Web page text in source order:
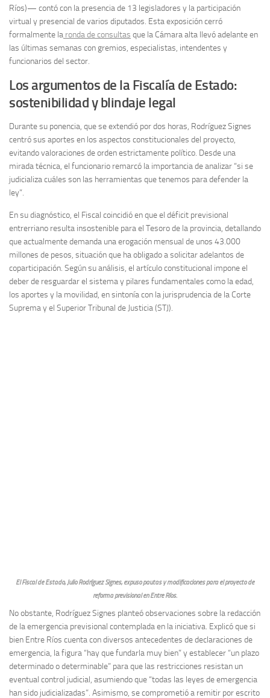
Ríos)— contó con la presencia de 13 legisladores y la participación
virtual y presencial de varios diputados. Esta exposición cerró
formalmente la ronda de consultas que la Cámara alta llevó adelante en
las últimas semanas con gremios, especialistas, intendentes y
funcionarios del sector.
Los argumentos de la Fiscalía de Estado:
sostenibilidad y blindaje legal
Durante su ponencia, que se extendió por dos horas, Rodríguez Signes
centró sus aportes en los aspectos constitucionales del proyecto,
evitando valoraciones de orden estrictamente político. Desde una
mirada técnica, el funcionario remarcó la importancia de analizar “si se
judicializa cuáles son las herramientas que tenemos para defender la
ley”.
En su diagnóstico, el Fiscal coincidió en que el déficit previsional
entrerriano resulta insostenible para el Tesoro de la provincia, detallando
que actualmente demanda una erogación mensual de unos 43.000
millones de pesos, situación que ha obligado a solicitar adelantos de
coparticipación. Según su análisis, el artículo constitucional impone el
deber de resguardar el sistema y pilares fundamentales como la edad,
los aportes y la movilidad, en sintonía con la jurisprudencia de la Corte
Suprema y el Superior Tribunal de Justicia (STJ).
El Fiscal de Estado, Julio Rodríguez Signes, expuso pautas y modificaciones para el proyecto de
reforma previsional en Entre Ríos.
No obstante, Rodríguez Signes planteó observaciones sobre la redacción
de la emergencia previsional contemplada en la iniciativa. Explicó que si
bien Entre Ríos cuenta con diversos antecedentes de declaraciones de
emergencia, la figura “hay que fundarla muy bien” y establecer “un plazo
determinado o determinable” para que las restricciones resistan un
eventual control judicial, asumiendo que “todas las leyes de emergencia
han sido judicializadas”. Asimismo, se comprometió a remitir por escrito